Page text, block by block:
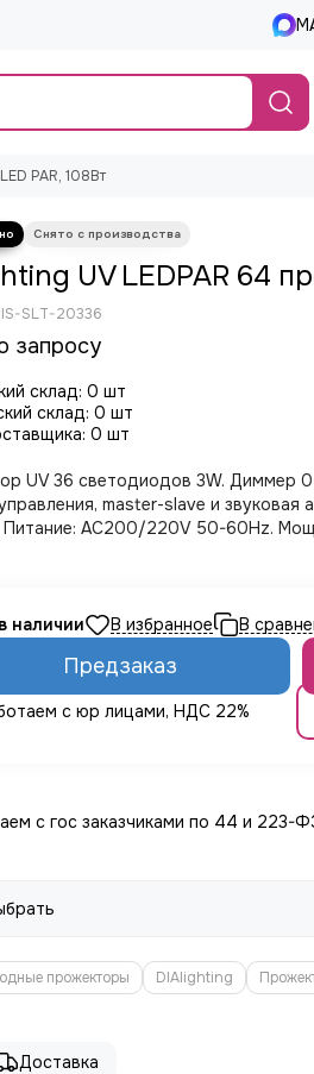
PAR, 108Вт
UV LEDPAR 64
SLT-20336
запросу
склад: 0 шт
склад: 0 шт
0 шт
UV 36 светодиодов 3W. Диммер
master-slave и
Питание: AC200/220V 50-60Hz.
наличии
Предзаказ
с юр лицами, НДС 22%
с гос заказчиками по 44 и 223-
прожекторы DIAlighting
Доставка